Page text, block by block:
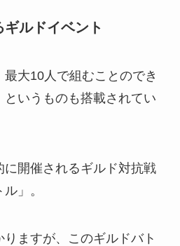
ルドイベント
最大10人で組むことのでき
というものも搭載されてい
に開催されるギルド対抗戦
」。
ますが、このギルドバト